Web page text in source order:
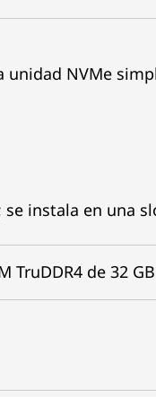
unidad NVMe
instala en una
de 32